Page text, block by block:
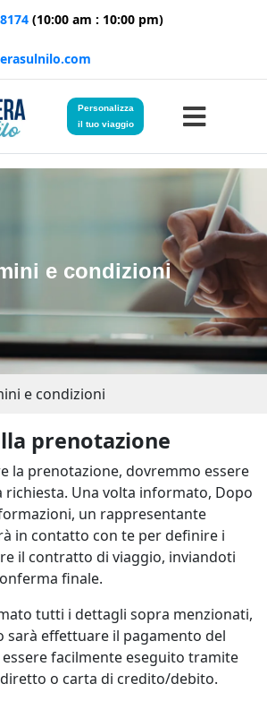
(10:00 am : 10:00 pm)
Personalizza
il tuo viaggio
e condizioni
e condizioni
prenotazione
la prenotazione, dovremmo essere
Una volta informato, Dopo
un rappresentante
in contatto con te per definire i
il contratto di viaggio, inviandoti
finale.
tutti i dettagli sopra menzionati,
sarà effettuare il pagamento del
facilmente eseguito tramite
o carta di credito/debito.